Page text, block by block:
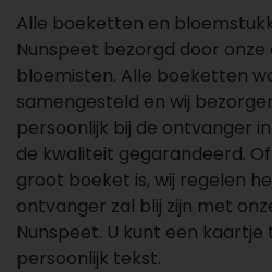
Alle boeketten en
Nunspeet bezorgd door
bloemisten. Alle boeketten
samengesteld en wij
persoonlijk bij de ontvanger
de kwaliteit gegarandeerd.
groot boeket is, wij regelen
ontvanger zal blij zijn met
Nunspeet. U kunt een
persoonlijk tekst.